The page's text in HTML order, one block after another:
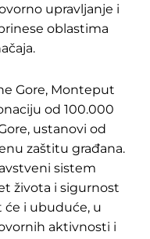
upravljanje i
oblastima
Gore, Monteput
od 100.000
ustanovi od
zaštitu građana.
sistem
života i sigurnost
i ubuduće, u
aktivnosti i